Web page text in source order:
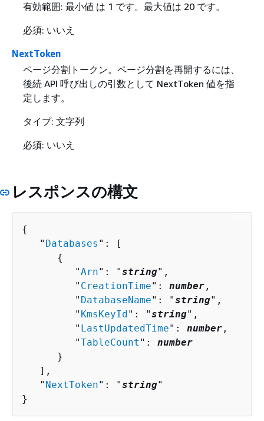
有効範囲: 最小値 は 1 です。最大値は 20 です。
必須: いいえ
NextToken
ページ分割トークン。ページ分割を再開するには、
後続 API 呼び出しの引数として NextToken 値を指
定します。
タイプ: 文字列
必須: いいえ
レスポンスの構文
{
   "
Databases ": [
{
         "
Arn": "string",
         "
CreationTime": number ,
         "
DatabaseName": "string",
         "
KmsKeyId": "string",
         "
LastUpdatedTime": number ,
         "
TableCount ": number
      }
   ],
   "
NextToken": "string"
}